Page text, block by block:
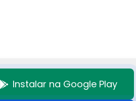
Instalar na Google Play